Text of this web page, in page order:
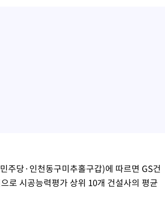
주당·인천동구미추홀구갑)에 따르면 GS건
로 시공능력평가 상위 10개 건설사의 평균